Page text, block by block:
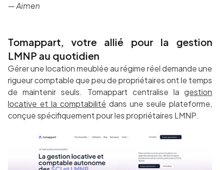
— Aimen
Tomappart, votre allié pour la gestion
LMNP au quotidien
Gérer une location meublée au régime réel demande une
rigueur comptable que peu de propriétaires ont le temps
de maintenir seuls. Tomappart centralise la gestion
locative et la comptabilité dans une seule plateforme,
conçue spécifiquement pour les propriétaires LMNP.